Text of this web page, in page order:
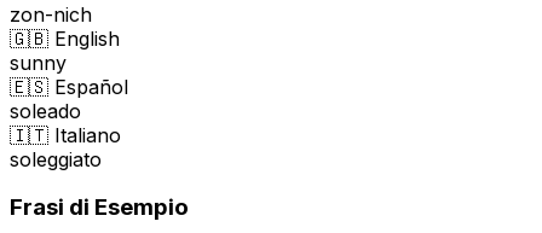
zon-nich
🇬🇧 English
sunny
🇪🇸 Español
soleado
🇮🇹 Italiano
soleggiato
Frasi di Esempio